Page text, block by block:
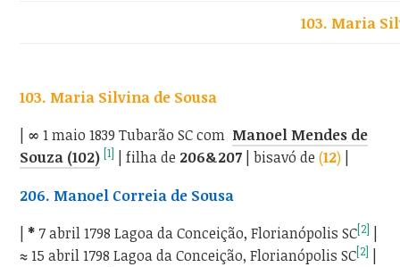
103. Maria
103. Maria Silvina de Sousa
∞ 1 maio 1839 Tubarão SC com Manoel Mendes de
Souza (102) [1] | filha de 206&207 |bisavó de(12)
206. Manoel Correia de Sousa
|* 7 abril 1798 Lagoa da Conceição, Florianópolis SC[2]
≈15 abril 1798 Lagoa da Conceição, Florianópolis SC[2]